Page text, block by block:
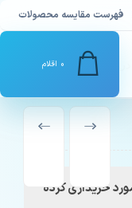
فهرست مقایسه محصولات
0 اقلام
محصولمحصول
خریداری کرده